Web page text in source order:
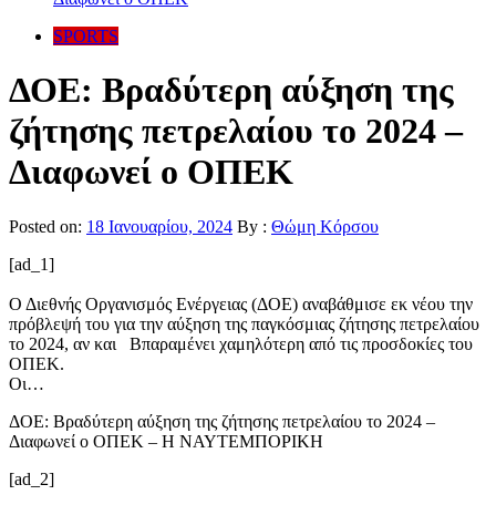
SPORTS
ΔΟΕ: Βραδύτερη αύξηση της
ζήτησης πετρελαίου το 2024 –
Διαφωνεί ο ΟΠΕΚ
Posted on: 18 Ιανουαρίου, 2024 By : Θώμη Κόρσου
[ad_1]
Ο Διεθνής Οργανισμός Ενέργειας (ΔΟΕ) αναβάθμισε εκ νέου την
πρόβλεψή του για την αύξηση της παγκόσμιας ζήτησης πετρελαίου
το 2024, αν και Βπαραμένει χαμηλότερη από τις προσδοκίες του
ΟΠΕΚ.
Οι…
ΔΟΕ: Βραδύτερη αύξηση της ζήτησης πετρελαίου το 2024 –
Διαφωνεί ο ΟΠΕΚ – Η ΝΑΥΤΕΜΠΟΡΙΚΗ
[ad_2]